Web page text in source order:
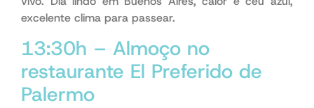
excelente clima para passear.
13:30h – Almoço no
restaurante El Preferido de
Palermo